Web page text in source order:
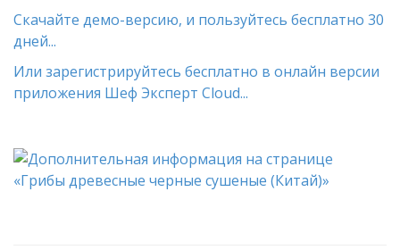
Скачайте демо-версию, и пользуйтесь бесплатно 30
дней...
Или зарегистрируйтесь бесплатно в онлайн версии
приложения Шеф Эксперт Cloud...